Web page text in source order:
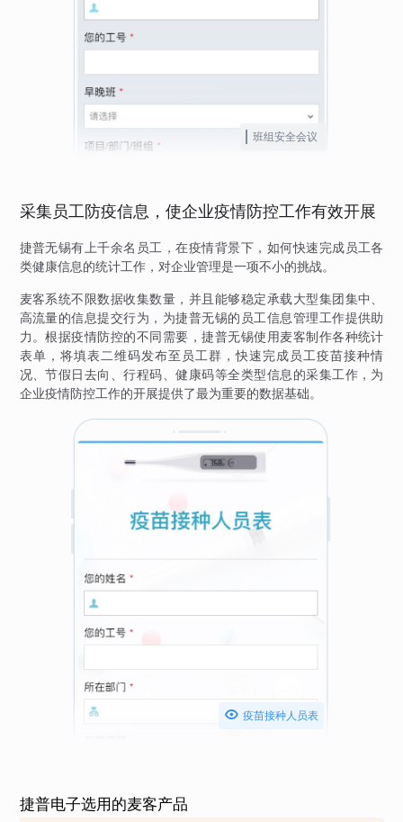
班组安全会议
采集员工防疫信息，使企业疫情防控工作有效开展
捷普无锡有上千余名员工，在疫情背景下，如何快速完成员工各
类健康信息的统计工作，对企业管理是一项不小的挑战。
麦客系统不限数据收集数量，并且能够稳定承载大型集团集中、
高流量的信息提交行为，为捷普无锡的员工信息管理工作提供助
力。根据疫情防控的不同需要，捷普无锡使用麦客制作各种统计
表单，将填表二维码发布至员工群，快速完成员工疫苗接种情
况、节假日去向、行程码、健康码等全类型信息的采集工作，为
企业疫情防控工作的开展提供了最为重要的数据基础。
 疫苗接种人员表
捷普电子选用的麦客产品